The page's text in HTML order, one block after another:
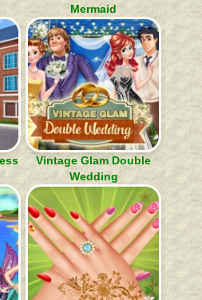
Mermaid
Vintage Glam Double
Wedding